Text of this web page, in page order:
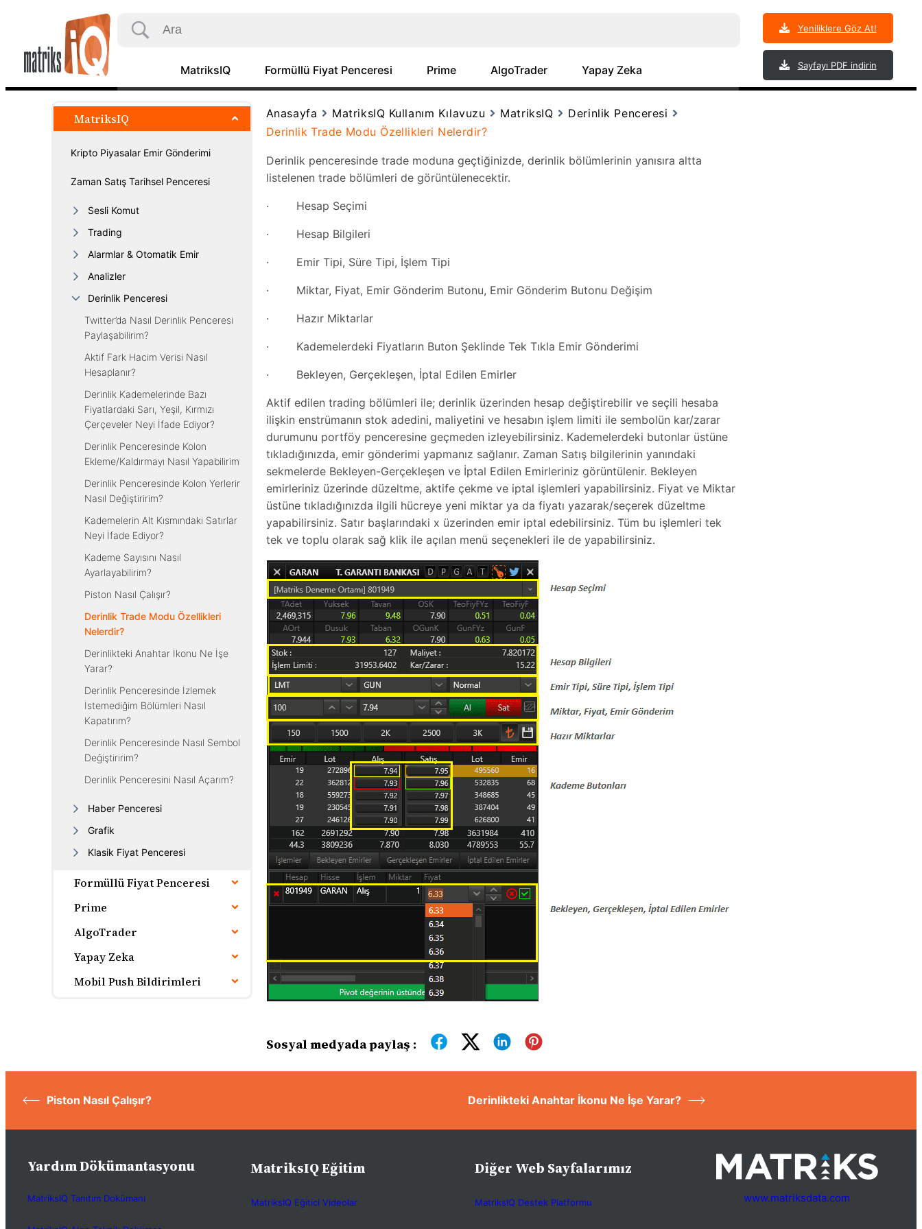
MatriksIQ Formüllü Fiyat Penceresi Prime AlgoTrader Yapay Zeka
Yeniliklere Göz At!
Sayfayı PDF indirin
MatriksIQ
Hoşgeldiniz
Kademe Kaldırma Hesaplayıcı
Korelasyon Matrisi
Kripto Piyasalar Emir Gönderimi
Zaman Satış Tarihsel Penceresi
Sesli Komut
Trading
Alarmlar & Otomatik Emir
Analizler
Derinlik Penceresi
Twitter’da Nasıl Derinlik Penceresi
Paylaşabilirim?
Aktif Fark Hacim Verisi Nasıl
Hesaplanır?
Derinlik Kademelerinde Bazı
Fiyatlardaki Sarı, Yeşil, Kırmızı
Çerçeveler Neyi İfade Ediyor?
Derinlik Penceresinde Kolon
Ekleme/Kaldırmayı Nasıl Yapabilirim?
Derinlik Penceresinde Kolon Yerlerini
Nasıl Değiştiririm?
Kademelerin Alt Kısmındaki Satırlar
Neyi İfade Ediyor?
Kademe Sayısını Nasıl
Ayarlayabilirim?
Piston Nasıl Çalışır?
Derinlik Trade Modu Özellikleri
Nelerdir?
Derinlikteki Anahtar İkonu Ne İşe
Yarar?
Derinlik Penceresinde İzlemek
İstemediğim Bölümleri Nasıl
Kapatırım?
Derinlik Penceresinde Nasıl Sembol
Değiştiririm?
Derinlik Penceresini Nasıl Açarım?
Haber Penceresi
Grafik
Klasik Fiyat Penceresi
Formüllü Fiyat Penceresi
Prime
AlgoTrader
Yapay Zeka
Mobil Push Bildirimleri
Anasayfa MatriksIQ Kullanım Kılavuzu MatriksIQ
Derinlik Penceresi
Derinlik Trade Modu Özellikleri Nelerdir?
Derinlik penceresinde trade moduna geçtiğinizde, derinlik bölümlerinin yanısıra altta
listelenen trade bölümleri de görüntülenecektir.
· Hesap Seçimi
· Hesap Bilgileri
· Emir Tipi, Süre Tipi, İşlem Tipi
· Miktar, Fiyat, Emir Gönderim Butonu, Emir Gönderim Butonu Değişim
· Hazır Miktarlar
· Kademelerdeki Fiyatların Buton Şeklinde Tek Tıkla Emir Gönderimi
· Bekleyen, Gerçekleşen, İptal Edilen Emirler
Aktif edilen trading bölümleri ile; derinlik üzerinden hesap değiştirebilir ve seçili hesaba
ilişkin enstrümanın stok adedini, maliyetini ve hesabın işlem limiti ile sembolün kar/zarar
durumunu portföy penceresine geçmeden izleyebilirsiniz. Kademelerdeki butonlar üstüne
tıkladığınızda, emir gönderimi yapmanız sağlanır. Zaman Satış bilgilerinin yanındaki
sekmelerde Bekleyen-Gerçekleşen ve İptal Edilen Emirleriniz görüntülenir. Bekleyen
emirleriniz üzerinde düzeltme, aktife çekme ve iptal işlemleri yapabilirsiniz. Fiyat ve Miktar
üstüne tıkladığınızda ilgili hücreye yeni miktar ya da fiyatı yazarak/seçerek düzeltme
yapabilirsiniz. Satır başlarındaki x üzerinden emir iptal edebilirsiniz. Tüm bu işlemleri tek
tek ve toplu olarak sağ klik ile açılan menü seçenekleri ile de yapabilirsiniz.
Sosyal medyada paylaş :
Piston Nasıl Çalışır? Derinlikteki Anahtar İkonu Ne İşe Yarar?
Yardım Dökümantasyonu
MatriksIQ Tanıtım Dokümanı
MatriksIQ Eğitim
MatriksIQ Eğitici Videolar
Diğer Web Sayfalarımız
MatriksIQ Destek Platformu www.matriksdata.com